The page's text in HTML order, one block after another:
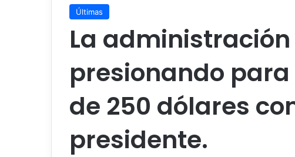
Últimas
La
presionando
de 250 dólares
presidente.